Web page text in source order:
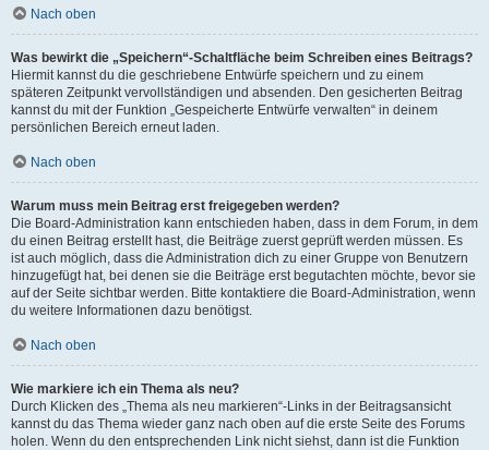
Nach oben
Was bewirkt die „Speichern“-Schaltfläche beim Schreiben eines Beitrags?
Hiermit kannst du die geschriebene Entwürfe speichern und zu einem
späteren Zeitpunkt vervollständigen und absenden. Den gesicherten Beitrag
kannst du mit der Funktion „Gespeicherte Entwürfe verwalten“ in deinem
persönlichen Bereich erneut laden.
Nach oben
Warum muss mein Beitrag erst freigegeben werden?
Die Board-Administration kann entschieden haben, dass in dem Forum, in dem
du einen Beitrag erstellt hast, die Beiträge zuerst geprüft werden müssen. Es
ist auch möglich, dass die Administration dich zu einer Gruppe von Benutzern
hinzugefügt hat, bei denen sie die Beiträge erst begutachten möchte, bevor sie
auf der Seite sichtbar werden. Bitte kontaktiere die Board-Administration, wenn
du weitere Informationen dazu benötigst.
Nach oben
Wie markiere ich ein Thema als neu?
Durch Klicken des „Thema als neu markieren“-Links in der Beitragsansicht
kannst du das Thema wieder ganz nach oben auf die erste Seite des Forums
holen. Wenn du den entsprechenden Link nicht siehst, dann ist die Funktion